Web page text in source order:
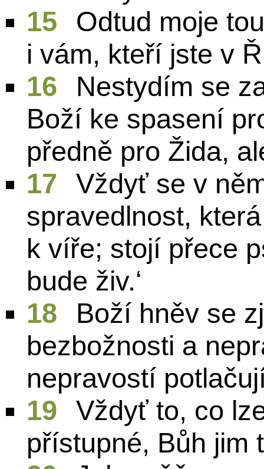
15
Odtud moje
i vám, kteří jste v
16
Nestydím se
Boží ke spasení
předně pro Žida,
17
Vždyť se v
spravedlnost,
k víře; stojí přece
bude živ.‘
18
Boží hněv se
bezbožnosti a
nepravostí
19
Vždyť to, co
přístupné, Bůh jim